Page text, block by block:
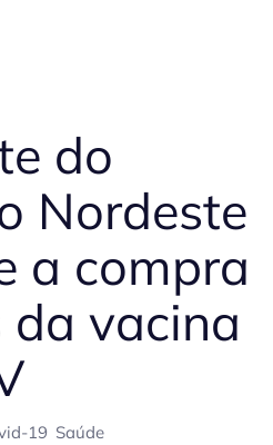
do
Nordeste
a compra
da vacina
19 Saúde